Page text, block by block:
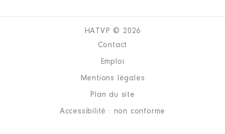
HATVP © 2026
Contact
Emploi
Mentions légales
Plan du site
Accessibilité : non conforme